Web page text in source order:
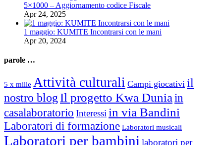
5×1000 – Aggiornamento codice Fiscale
Apr 24, 2025
1 maggio: KUMITE Incontrarsi con le mani
Apr 20, 2024
parole …
5 x mille Attività culturali Campi giocativi il
nostro blog Il progetto Kwa Duniain
casalaboratorio Interessi in via Bandini
Laboratori di formazione Laboratori musicali
Laboratori per bambini laboratori per